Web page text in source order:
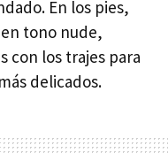
En los pies,
tono nude,
con los trajes para
delicados.